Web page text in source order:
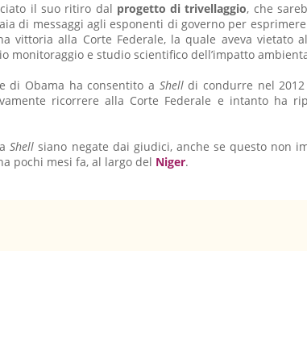
il suo ritiro dal progetto di trivellaggio, che
di messaggi agli esponenti di governo per
vittoria alla Corte Federale, la quale aveva vietato
monitoraggio e studio scientifico dell’impatto
di Obama ha consentito a Shelldi condurre nel 2012
ricorrere alla Corte Federale e intanto ha
Shell siano negate dai giudici, anche se questo non
pochi mesi fa, al largo del Niger.